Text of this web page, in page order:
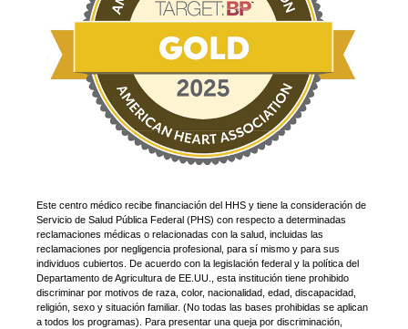
Este centro médico recibe financiación del HHS y tiene la consideración de
Servicio de Salud Pública Federal (PHS) con respecto a determinadas
reclamaciones médicas o relacionadas con la salud, incluidas las
reclamaciones por negligencia profesional, para sí mismo y para sus
individuos cubiertos. De acuerdo con la legislación federal y la política del
Departamento de Agricultura de EE.UU., esta institución tiene prohibido
discriminar por motivos de raza, color, nacionalidad, edad, discapacidad,
religión, sexo y situación familiar. (No todas las bases prohibidas se aplican
a todos los programas). Para presentar una queja por discriminación,